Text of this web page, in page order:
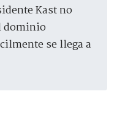
dominio
se llega a